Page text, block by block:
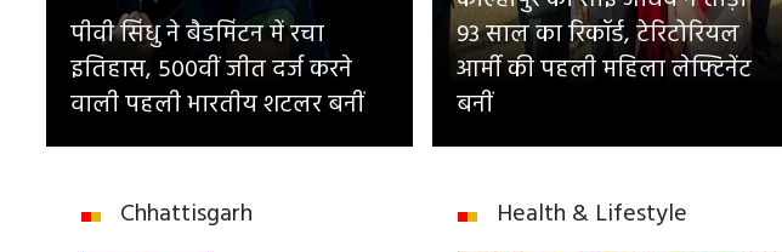
पीवी सिंधु ने बैडमिंटन में रचा
इतिहास, 500वीं जीत दर्ज करने
वाली पहली भारतीय शटलर बनीं
93 साल का रिकॉर्ड, टेरिटोरियल
आर्मी की पहली महिला लेफ्टिनेंट
बनीं
Chhattisgarh Health & Lifestyle